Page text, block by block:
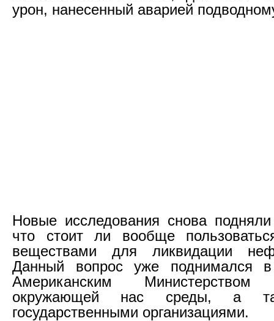
урон, нанесенный аварией
Новые исследования снова
что стоит ли вообще
веществами для ликвидации
Данный вопрос уже поднимался
Американским
окружающей нас среды, а
государственными организациями.